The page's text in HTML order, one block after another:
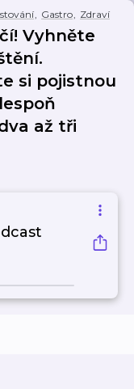
, Gastro, Zdraví
Vyhněte
si pojistnou
až tři